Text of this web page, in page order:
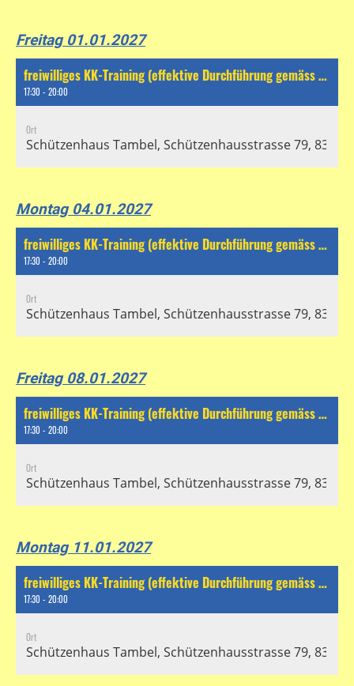
Freitag 01.01.2027
freiwilliges KK-Training (effektive Durchführung gemäss separatem Chat)
17:30 - 20:00
Ort
Schützenhaus Tambel, Schützenhausstrasse 79, 8304
Montag 04.01.2027
freiwilliges KK-Training (effektive Durchführung gemäss separatem Chat)
17:30 - 20:00
Ort
Schützenhaus Tambel, Schützenhausstrasse 79, 8304
Freitag 08.01.2027
freiwilliges KK-Training (effektive Durchführung gemäss separatem Chat)
17:30 - 20:00
Ort
Schützenhaus Tambel, Schützenhausstrasse 79, 8304
Montag 11.01.2027
freiwilliges KK-Training (effektive Durchführung gemäss separatem Chat)
17:30 - 20:00
Ort
Schützenhaus Tambel, Schützenhausstrasse 79, 8304